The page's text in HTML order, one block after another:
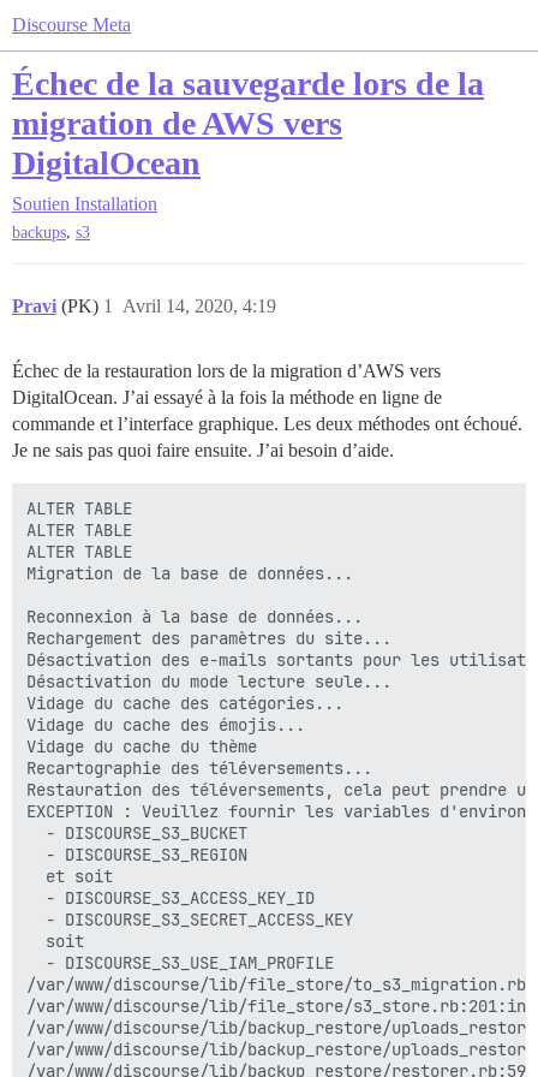
Discourse Meta
Échec de la sauvegarde lors de la
migration de AWS vers
DigitalOcean
Soutien Installation
backups, s3
Pravi (PK) Avril 14, 2020, 4:19
1
Échec de la restauration lors de la migration d’AWS vers
DigitalOcean. J’ai essayé à la fois la méthode en ligne de
commande et l’interface graphique. Les deux méthodes ont échoué.
Je ne sais pas quoi faire ensuite. J’ai besoin d’aide.
ALTER TABLE
ALTER TABLE
ALTER TABLE
Migration de la base de données...
Reconnexion à la base de données...
Rechargement des paramètres du site...
Désactivation des e-mails sortants pour les
Désactivation du mode lecture seule...
Vidage du cache des catégories...
Vidage du cache des émojis...
Vidage du cache du thème
Recartographie des téléversements...
Restauration des téléversements, cela peut prendre
EXCEPTION : Veuillez fournir les variables
  - DISCOURSE_S3_BUCKET
  - DISCOURSE_S3_REGION
  et soit
  - DISCOURSE_S3_ACCESS_KEY_ID
  - DISCOURSE_S3_SECRET_ACCESS_KEY
  soit
  - DISCOURSE_S3_USE_IAM_PROFILE
/var/www/discourse/lib/file_store/
/var/www/discourse/lib/file_store/s3_store.rb:201:in
/var/www/discourse/lib/backup_restore/
/var/www/discourse/lib/backup_restore/
/var/www/discourse/lib/backup_restore/